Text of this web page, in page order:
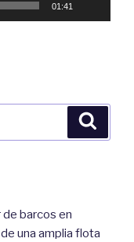
01:41
barcos en
una amplia flota